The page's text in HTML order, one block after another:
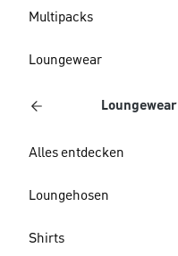
Multipacks
Loungewear
Loungewear
Alles entdecken
Loungehosen
Shirts